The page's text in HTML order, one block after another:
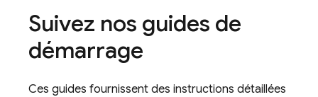
Suivez nos guides de
démarrage
Ces guides fournissent des instructions détaillées